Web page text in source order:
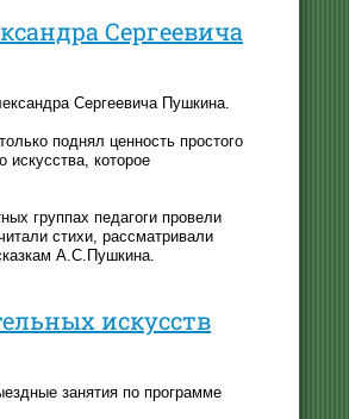
Сергеевича
Сергеевича Пушкина.
поднял ценность простого
искусства, которое
группах педагоги провели
стихи, рассматривали
А.С.Пушкина.
искусств
занятия по программе